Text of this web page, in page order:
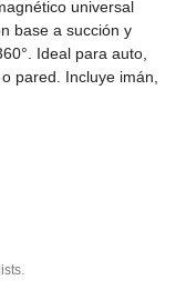
universal
base a succión y
Ideal para auto,
pared. Incluye imán,